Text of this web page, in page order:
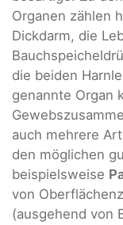
Organen zählen
Dickdarm, die
die beiden
genannte Organ
auch mehrere
den möglichen
beispielsweise
von
(ausgehend von